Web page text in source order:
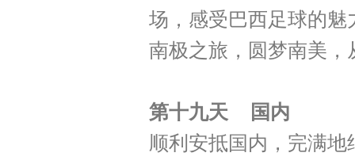
场，感受巴西足球的魅
南极之旅，圆梦南美
第十九天 国内
顺利安抵国内，完满